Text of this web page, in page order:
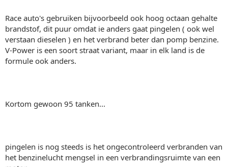
Race auto's gebruiken bijvoorbeeld ook hoog octaan gehalte
brandstof, dit puur omdat ie anders gaat pingelen ( ook wel
verstaan dieselen ) en het verbrand beter dan pomp benzine.
V-Power is een soort straat variant, maar in elk land is de
formule ook anders.
Kortom gewoon 95 tanken...
pingelen is nog steeds is het ongecontroleerd verbranden van
het benzinelucht mengsel in een verbrandingsruimte van een